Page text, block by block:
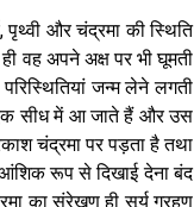
और चंद्रमा की स्थिति
वह अपने अक्ष पर भी घूमती
जन्म लेने लगती
एक सीध में आ जाते हैं और उस
चंद्रमा पर पड़ता है तथा
आंशिक रूप से दिखाई देना बंद
का संरेखण ही सूर्य ग्रहण